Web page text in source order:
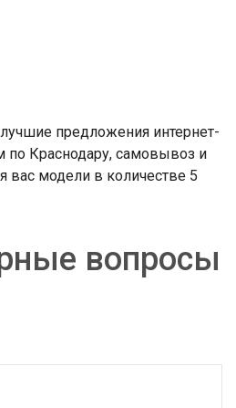
предложения интернет-
по Краснодару, самовывоз и
вас модели в количестве 5
вопросы